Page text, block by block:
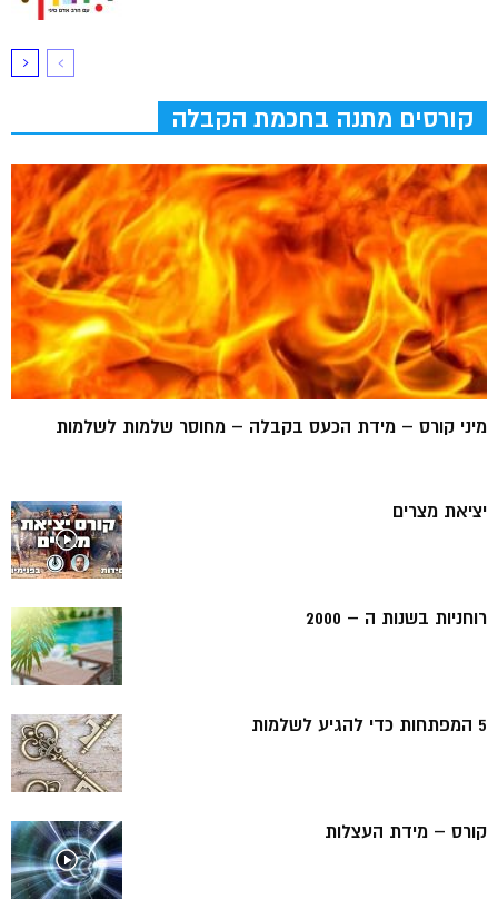
קורסים מתנה בחכמת הקבלה
מיני קורס – מידת הכעס בקבלה – מחוסר שלמות לשלמות
יציאת מצרים
רוחניות בשנות ה – 2000
5 המפתחות כדי להגיע לשלמות
קורס – מידת העצלות